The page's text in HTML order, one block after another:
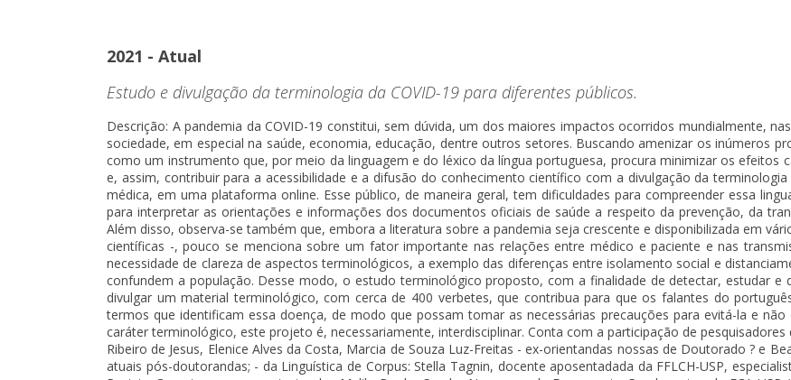
2021 - Atual
Estudo e divulgação da terminologia da COVID-19 para diferentes públicos.
Descrição: A pandemia da COVID-19 constitui, sem dúvida, um dos maiores impactos ocorridos mundialmente,
sociedade, em especial na saúde, economia, educação, dentre outros setores. Buscando amenizar os inúmeros
como um instrumento que, por meio da linguagem e do léxico da língua portuguesa, procura minimizar os efeitos
e, assim, contribuir para a acessibilidade e a difusão do conhecimento científico com a divulgação da
médica, em uma plataforma online. Esse público, de maneira geral, tem dificuldades para compreender essa
para interpretar as orientações e informações dos documentos oficiais de saúde a respeito da prevenção, da
Além disso, observa-se também que, embora a literatura sobre a pandemia seja crescente e disponibilizada em
científicas -, pouco se menciona sobre um fator importante nas relações entre médico e paciente e nas
necessidade de clareza de aspectos terminológicos, a exemplo das diferenças entre isolamento social e
confundem a população. Desse modo, o estudo terminológico proposto, com a finalidade de detectar, estudar e
divulgar um material terminológico, com cerca de 400 verbetes, que contribua para que os falantes do
termos que identificam essa doença, de modo que possam tomar as necessárias precauções para evitá-la e
caráter terminológico, este projeto é, necessariamente, interdisciplinar. Conta com a participação de
Ribeiro de Jesus, Elenice Alves da Costa, Marcia de Souza Luz-Freitas - ex-orientandas nossas de Doutorado ? e
atuais pós-doutorandas; - da Linguística de Corpus: Stella Tagnin, docente aposentadada da FFLCH-USP,